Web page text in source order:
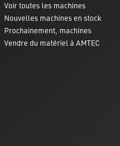
YouTube
Voir toutes les machines
Nouvelles machines en stock
Prochainement, machines
Vendre du matériel à AMTEC